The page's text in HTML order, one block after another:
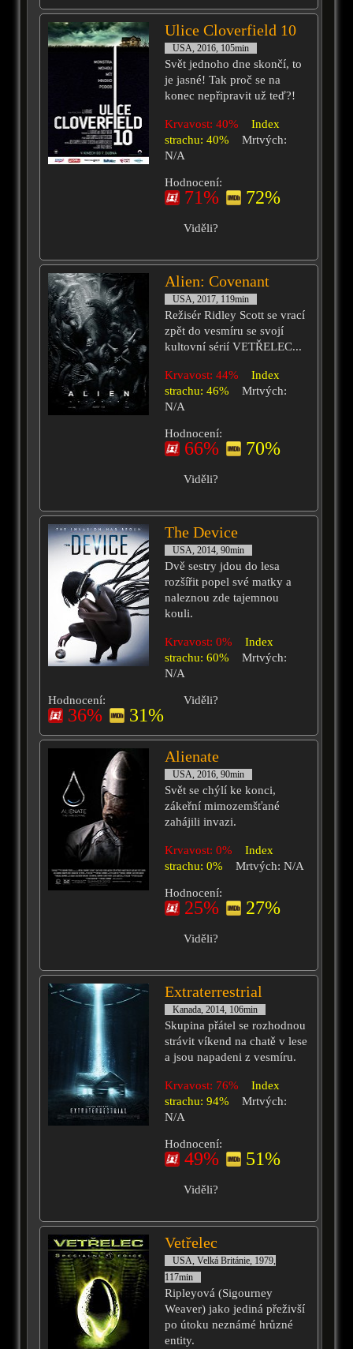
Ulice Cloverfield 10
USA, 2016, 105min
Svět jednoho dne skončí, to
je jasné! Tak proč se na
konec nepřipravit už teď?!
Krvavost: 40%
Index
strachu: 40%
Mrtvých:
N/A
Hodnocení:
71% 72%
Viděli?
Alien: Covenant
USA, 2017, 119min
Režisér Ridley Scott se vrací
zpět do vesmíru se svojí
kultovní sérií VETŘELEC...
Krvavost: 44%
Index
strachu: 46%
Mrtvých:
N/A
Hodnocení:
66% 70%
Viděli?
The Device
USA, 2014, 90min
Dvě sestry jdou do lesa
rozšířit popel své matky a
naleznou zde tajemnou
kouli.
Krvavost: 0%
Index
strachu: 60%
Mrtvých:
N/A
Hodnocení:
36% 31%
Viděli?
Alienate
USA, 2016, 90min
Svět se chýlí ke konci,
zákeřní mimozemšťané
zahájili invazi.
Krvavost: 0%
Index
strachu: 0%
Mrtvých: N/A
Hodnocení:
25% 27%
Viděli?
Extraterrestrial
Kanada, 2014, 106min
Skupina přátel se rozhodnou
strávit víkend na chatě v lese
a jsou napadeni z vesmíru.
Krvavost: 76%
Index
strachu: 94%
Mrtvých:
N/A
Hodnocení:
49% 51%
Viděli?
Vetřelec
USA, Velká Británie, 1979,
117min
Ripleyová (Sigourney
Weaver) jako jediná přeživší
po útoku neznámé hrůzné
entity.